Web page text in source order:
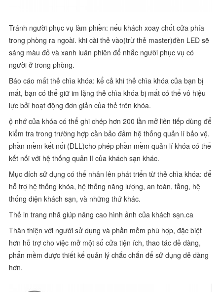
Tránh người phục vụ làm phiền: nếu khách xoay chốt cửa phía
trong phòng ra ngoài. khi cài thẻ vào(trừ thẻ master)đèn LED sẽ
sáng màu đỏ và xanh luân phiên để nhắc người phục vụ có
người ở trong phòng.
Báo cáo mất thẻ chìa khóa: kể cả khi thẻ chìa khóa của bạn bị
mất, bạn có thể giữ im lặng thẻ chìa khóa bị mất có thể vô hiệu
lực bởi hoạt động đơn giản của thẻ trên khóa.
ộ nhớ của khóa có thể ghi chép hơn 200 lần mở liên tiếp dùng để
kiểm tra trong trường hợp cần bảo đảm hệ thống quản lí bảo vệ.
phần mềm kết nối (DLL)cho phép phần mềm quản lí khóa có thể
kết nối với hệ thống quản lí của khách sạn khác.
Mục đích sử dụng có thể nhân lên phát triển từ thẻ chìa khóa: để
hỗ trợ hệ thống khóa, hệ thống năng lượng, an toàn, tầng, hệ
thống điện khách sạn, và những thứ khác.
Thẻ in trang nhã giúp nâng cao hình ảnh của khách sạn.ca
Thân thiện với người sử dụng và phần mềm phù hợp, đặc biệt
hơn hỗ trợ cho việc mở một số cửa tiện ích, thao tác dễ dàng,
phẩn mềm được thiết kế quản lý chắc chắn để sử dụng dễ dàng
hơn.